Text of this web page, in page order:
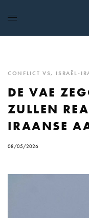
CONFLICT VS, ISRAËL-
DE VAE
ZULLEN
IRAANSE
08/05/2026